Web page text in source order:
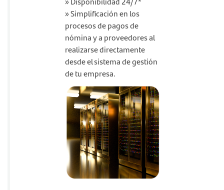
» Simplificación en los
procesos de pagos de
nómina y a proveedores al
realizarse directamente
desde el sistema de gestión
de tu empresa.